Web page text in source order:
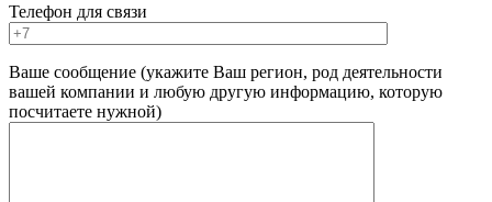
Телефон для связи
Ваше сообщение (укажите Ваш регион, род деятельности
вашей компании и любую другую информацию, которую
посчитаете нужной)